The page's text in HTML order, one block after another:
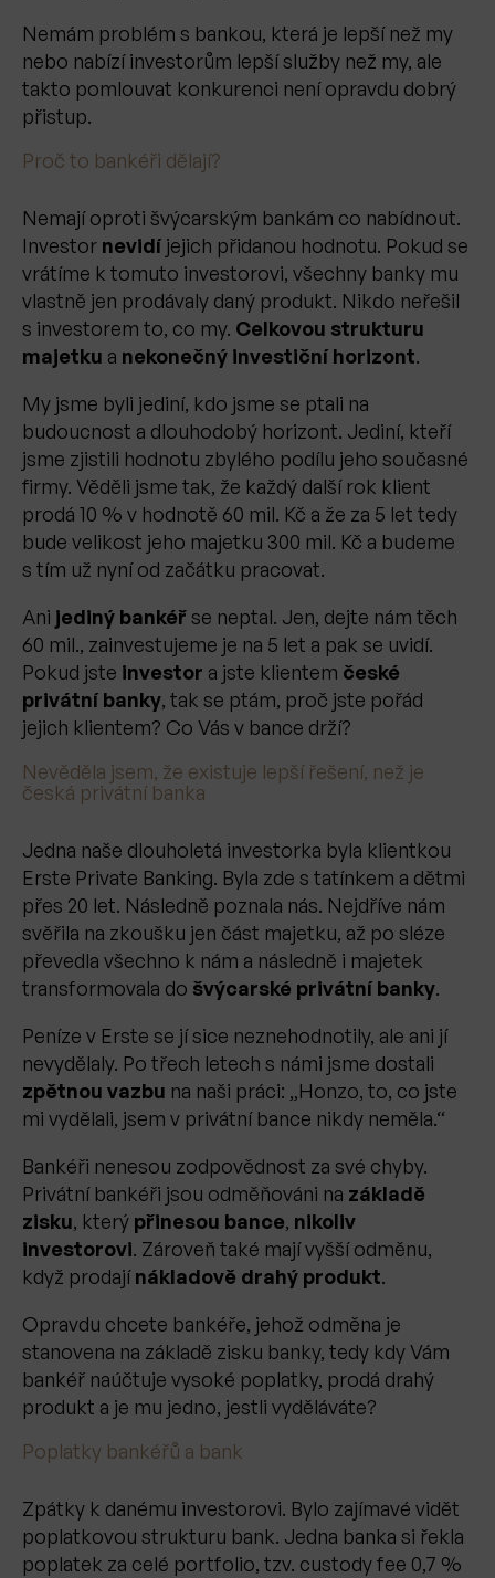
Nemám problém s bankou, která je lepší než my
nebo nabízí investorům lepší služby než my, ale
takto pomlouvat konkurenci není opravdu dobrý
přistup.
Proč to bankéři dělají?
Nemají oproti švýcarským bankám co nabídnout.
Investor nevidí jejich přidanou hodnotu. Pokud se
vrátíme k tomuto investorovi, všechny banky mu
vlastně jen prodávaly daný produkt. Nikdo neřešil
s investorem to, co my. Celkovou strukturu
majetku a nekonečný investiční horizont.
My jsme byli jediní, kdo jsme se ptali na
budoucnost a dlouhodobý horizont. Jediní, kteří
jsme zjistili hodnotu zbylého podílu jeho současné
firmy. Věděli jsme tak, že každý další rok klient
prodá 10 % v hodnotě 60 mil. Kč a že za 5 let tedy
bude velikost jeho majetku 300 mil. Kč a budeme
s tím už nyní od začátku pracovat.
Ani jediný bankéřse neptal. Jen, dejte nám těch
60 mil., zainvestujeme je na 5 let a pak se uvidí.
Pokud jste investor a jste klientem české
privátní banky, tak se ptám, proč jste pořád
jejich klientem? Co Vás v bance drží?
Nevěděla jsem, že existuje lepší řešení, než je
česká privátní banka
Jedna naše dlouholetá investorka byla klientkou
Erste Private Banking. Byla zde s tatínkem a dětmi
přes 20 let. Následně poznala nás. Nejdříve nám
svěřila na zkoušku jen část majetku, až po sléze
převedla všechno k nám a následně i majetek
transformovala do švýcarské privátní banky.
Peníze v Erste se jí sice neznehodnotily, ale ani jí
nevydělaly. Po třech letech s námi jsme dostali
zpětnou vazbu na naši práci: „Honzo, to, co jste
mi vydělali, jsem v privátní bance nikdy neměla.“
Bankéři nenesou zodpovědnost za své chyby.
Privátní bankéři jsou odměňováni na základě
zisku, který přinesou bance, nikoliv
investorovi. Zároveň také mají vyšší odměnu,
když prodajínákladově drahý produkt.
Opravdu chcete bankéře, jehož odměna je
stanovena na základě zisku banky, tedy kdy Vám
bankéř naúčtuje vysoké poplatky, prodá drahý
produkt a je mu jedno, jestli vyděláváte?
Poplatky bankéřů a bank
Zpátky k danému investorovi. Bylo zajímavé vidět
poplatkovou strukturu bank. Jedna banka si řekla
poplatek za celé portfolio, tzv. custody fee 0,7 %